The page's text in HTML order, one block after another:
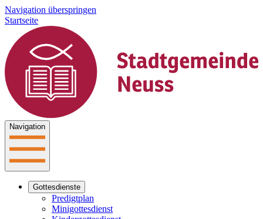
Navigation überspringen
Startseite
Navigation
Gottesdienste
Predigtplan
Minigottesdienst